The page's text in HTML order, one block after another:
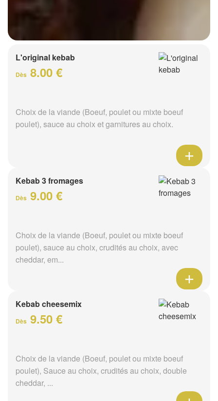
L'original kebab
Dès 8.00 €
Choix de la viande (Boeuf, poulet ou mixte boeuf
poulet), sauce au choix et garnitures au choix.
Kebab 3 fromages
Dès 9.00 €
Choix de la viande (Boeuf, poulet ou mixte boeuf
poulet), sauce au choix, crudités au choix, avec
cheddar, em...
Kebab cheesemix
Dès 9.50 €
Choix de la viande (Boeuf, poulet ou mixte boeuf
poulet), Sauce au choix, crudités au choix, double
cheddar, ...